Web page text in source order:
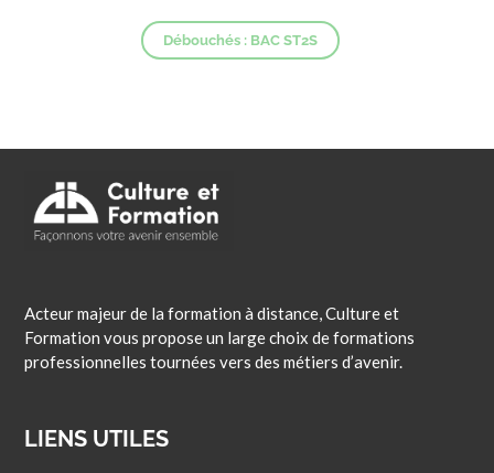
Débouchés : BAC ST2S
Acteur majeur de la formation à distance, Culture et
Formation vous propose un large choix de formations
professionnelles tournées vers des métiers d’avenir.
LIENS UTILES